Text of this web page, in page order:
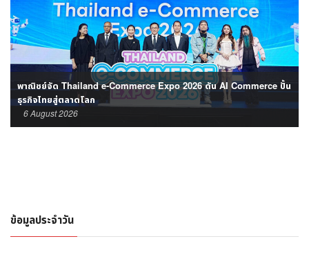
กรมพัฒนาธุรกิจฯ ยกทัพ 50 แฟรนไชส์เด่น จัดงานใหญ่พร้อมมอบรางวัลปี
2569
6 August 2026
ข้อมูลประจำวัน